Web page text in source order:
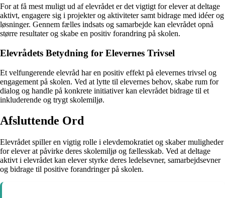
For at få mest muligt ud af elevrådet er det vigtigt for elever at deltage
aktivt, engagere sig i projekter og aktiviteter samt bidrage med idéer og
løsninger. Gennem fælles indsats og samarbejde kan elevrådet opnå
større resultater og skabe en positiv forandring på skolen.
Elevrådets Betydning for Elevernes Trivsel
Et velfungerende elevråd har en positiv effekt på elevernes trivsel og
engagement på skolen. Ved at lytte til elevernes behov, skabe rum for
dialog og handle på konkrete initiativer kan elevrådet bidrage til et
inkluderende og trygt skolemiljø.
Afsluttende Ord
Elevrådet spiller en vigtig rolle i elevdemokratiet og skaber muligheder
for elever at påvirke deres skolemiljø og fællesskab. Ved at deltage
aktivt i elevrådet kan elever styrke deres ledelsevner, samarbejdsevner
og bidrage til positive forandringer på skolen.